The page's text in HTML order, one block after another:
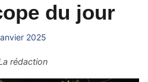
du jour
2025
rédaction